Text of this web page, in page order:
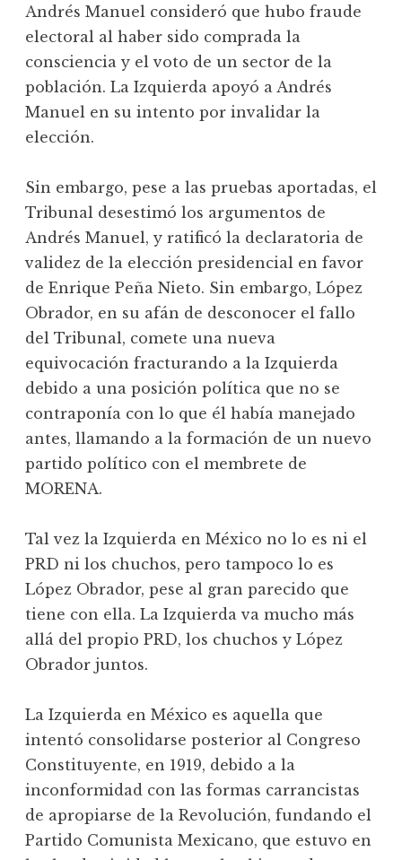
Andrés Manuel consideró que hubo fraude
electoral al haber sido comprada la
consciencia y el voto de un sector de la
población. La Izquierda apoyó a Andrés
Manuel en su intento por invalidar la
elección.
Sin embargo, pese a las pruebas aportadas, el
Tribunal desestimó los argumentos de
Andrés Manuel, y ratificó la declaratoria de
validez de la elección presidencial en favor
de Enrique Peña Nieto. Sin embargo, López
Obrador, en su afán de desconocer el fallo
del Tribunal, comete una nueva
equivocación fracturando a la Izquierda
debido a una posición política que no se
contraponía con lo que él había manejado
antes, llamando a la formación de un nuevo
partido político con el membrete de
MORENA.
Tal vez la Izquierda en México no lo es ni el
PRD ni los chuchos, pero tampoco lo es
López Obrador, pese al gran parecido que
tiene con ella. La Izquierda va mucho más
allá del propio PRD, los chuchos y López
Obrador juntos.
La Izquierda en México es aquella que
intentó consolidarse posterior al Congreso
Constituyente, en 1919, debido a la
inconformidad con las formas carrancistas
de apropiarse de la Revolución, fundando el
Partido Comunista Mexicano, que estuvo en